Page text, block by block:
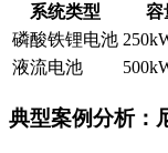
系统类型 容
磷酸铁锂电池
液流电池
典型案例分析：